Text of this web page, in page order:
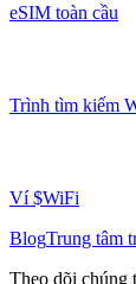
eSIM toàn cầu
Trình tìm kiếm
Ví $WiFi
BlogTrung tâm
Theo dõi chúng